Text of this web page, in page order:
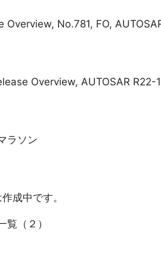
Overview, No.781, FO,
Overview, AUTOSAR R22-
ラソン
成中です。
覧（２）